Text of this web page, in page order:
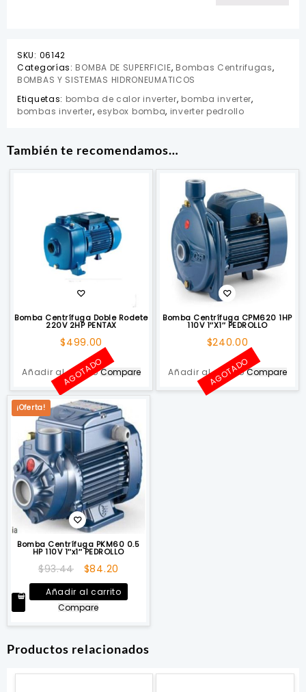
SKU: 06142
Categorías: BOMBA DE SUPERFICIE, Bombas Centrifugas,
BOMBAS Y SISTEMAS HIDRONEUMATICOS
Etiquetas: bomba de calor inverter, bomba inverter,
bombas inverter, esybox bomba, inverter pedrollo
También te recomendamos…
Bomba Centrífuga Doble Rodete
220V 2HP PENTAX
$499.00
Añadir al carrito
AGOTADOCompare
Bomba Centrífuga CPM620 1HP
110V 1″X1″ PEDROLLO
$240.00
Añadir al carrito
AGOTADOCompare
¡Oferta!
Bomba Centrífuga PKM60 0.5
HP 110V 1″x1″ PEDROLLO
$93.44
El
precio
original
era:
$93.44.
$84.20
precio
actual
$84.20.
Añadir al carrito
Compare
Productos relacionados